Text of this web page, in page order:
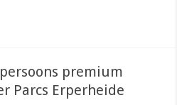
premium
Parcs Erperheide